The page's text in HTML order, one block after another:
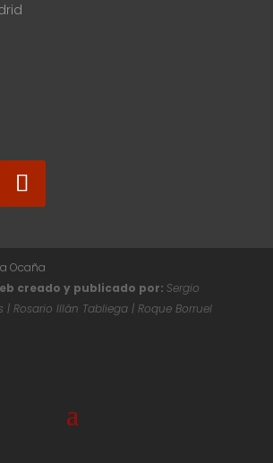
Ocaña
creado y publicado por: Sergio
| Rosario Illán Tabliega | Roque Borruel